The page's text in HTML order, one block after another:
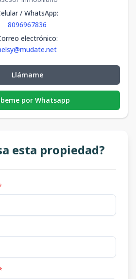
/ WhatsApp:
8096967836
electrónico:
Llámame
por Whatsapp
esta propiedad?